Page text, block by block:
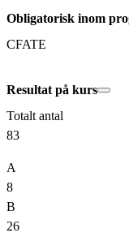
Obligatorisk inom
CFATE
Resultat på kurs
Totalt antal
83
A
8
B
26